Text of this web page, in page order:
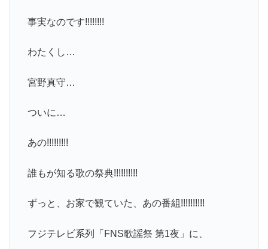
事実なのです!!!!!!!!
わたくし…
宮野真守…
ついに…
あの!!!!!!!!!
誰もが知る歌の祭典!!!!!!!!!!
ずっと、お家で観ていた、あの番組!!!!!!!!!!
フジテレビ系列「FNS歌謡祭 第1夜」に、